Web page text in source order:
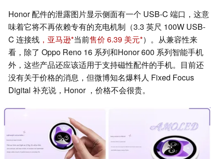
Honor 配件的泄露图片显示侧面有一个 USB-C 端口，这意
味着它将不再依赖专有的充电机制（3.3 英尺 100W USB-
C 连接线 ，亚马逊 当前售价 6.39 美元 ）。从兼容性来
看，除了 Oppo Reno 16 系列和Honor 600 系列智能手机
外，这些产品还应该适用于支持磁性配件的手机。目前还
没有关于价格的消息，但微博知名爆料人 Fixed Focus
Digital 补充说，Honor ，价格不会很贵。